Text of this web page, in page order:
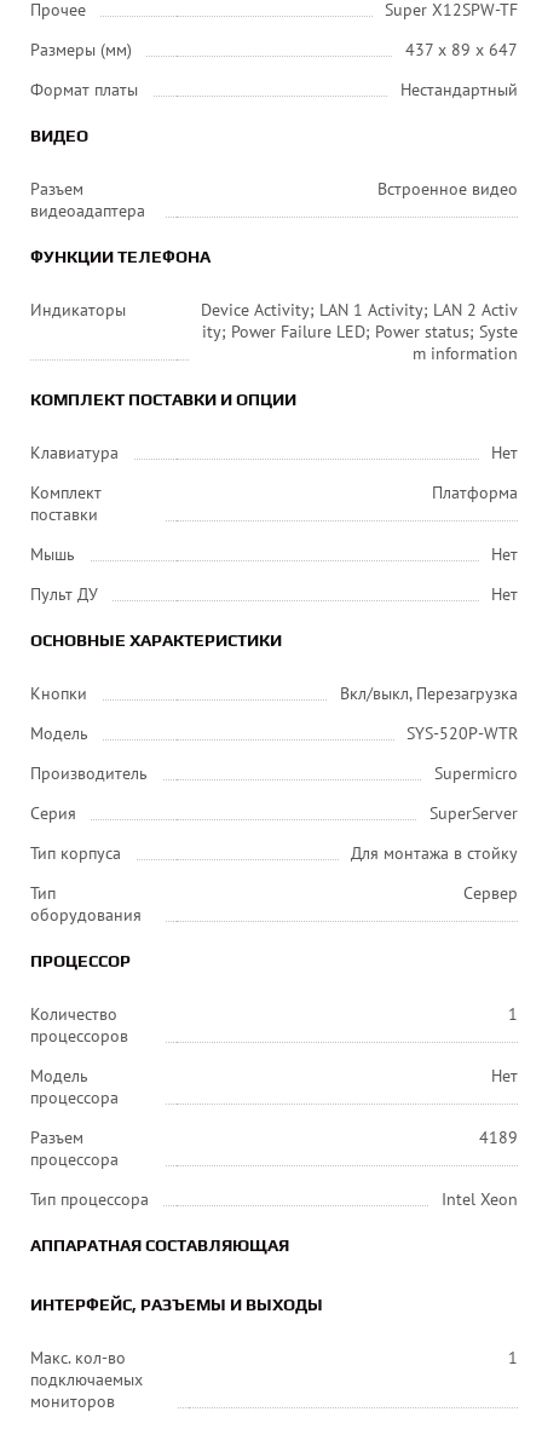
Прочее
Super X12SPW-TF
Размеры (мм)
437 x 89 x 647
Формат платы
Нестандартный
ВИДЕО
Разъем
видеоадаптера
Встроенное видео
ФУНКЦИИ ТЕЛЕФОНА
Индикаторы
Device Activity; LAN 1 Activity; LAN 2 Activ
ity; Power Failure LED; Power status; Syste
m information
КОМПЛЕКТ ПОСТАВКИ И ОПЦИИ
Клавиатура
Нет
Комплект
поставки
Платформа
Мышь
Нет
Пульт ДУ
Нет
ОСНОВНЫЕ ХАРАКТЕРИСТИКИ
Кнопки
Вкл/выкл, Перезагрузка
Модель
SYS-520P-WTR
Производитель
Supermicro
Серия
SuperServer
Тип корпуса
Для монтажа в стойку
Тип
оборудования
Сервер
ПРОЦЕССОР
Количество
процессоров
1
Модель
процессора
Нет
Разъем
процессора
4189
Тип процессора Intel Xeon
АППАРАТНАЯ СОСТАВЛЯЮЩАЯ
ИНТЕРФЕЙС, РАЗЪЕМЫ И ВЫХОДЫ
Макс. кол-во
подключаемых
мониторов
1